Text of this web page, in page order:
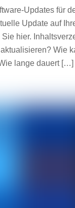
Updates für
Update auf
hier.
Wie
lange dauert […]